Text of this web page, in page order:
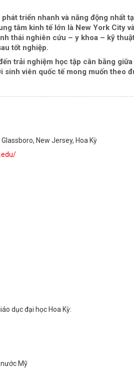
triển nhanh và năng động nhất
tâm kinh tế lớn là New York City và
thái nghiên cứu – y khoa – kỹ
tốt nghiệp.
trải nghiệm học tập cân bằng giữa
viên quốc tế mong muốn theo
New Jersey, Hoa Kỳ
dục đại học Hoa Kỳ:
Mỹ